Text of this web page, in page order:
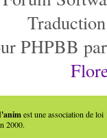
PHPBB
est une association de loi
2000.